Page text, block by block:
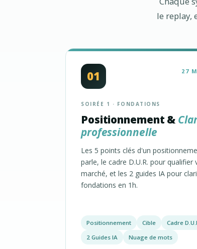
le replay,
01 27
SOIRÉE 1 · FONDATIONS
Positionnement &
professionnelle
Les 5 points clés d'un
parle, le cadre D.U.R. pour qualifier
marché, et les 2 guides IA pour
fondations en 1h.
Positionnement Cible
Cadre
2 Guides IA
Nuage de mots